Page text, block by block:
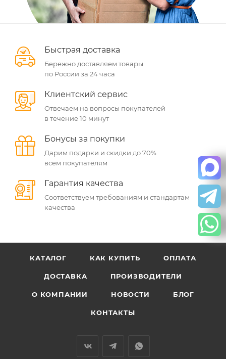
Быстрая доставка
Бережно доставляем товары
по России за 24 часа
Клиентский сервис
Отвечаем на вопросы покупателей
в течение 10 минут
Бонусы за покупки
Дарим подарки и скидки до 70%
всем покупателям
Гарантия качества
Соответствуем требованиям и стандартам
качества
КАТАЛОГ КАК КУПИТЬ ОПЛАТА
ДОСТАВКА ПРОИЗВОДИТЕЛИ
О КОМПАНИИ НОВОСТИ БЛОГ
КОНТАКТЫ